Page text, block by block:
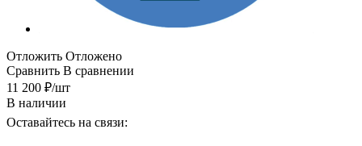
Отложить Отложено
Сравнить В сравнении
11 200 ₽/шт
В наличии
Оставайтесь на связи: